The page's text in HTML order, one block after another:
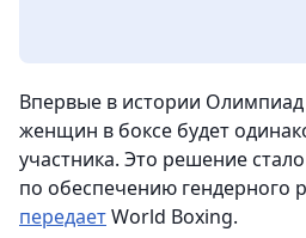
Впервые в истории
женщин в боксе будет
участника. Это решение
по обеспечению гендерного
передаетWorld Boxing.